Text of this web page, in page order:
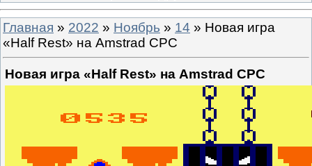
Главная » 2022 » Ноябрь » 14 » Новая игра
«Half Rest» на Amstrad CPC
Новая игра «Half Rest» на Amstrad CPC